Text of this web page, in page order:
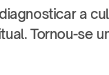
a
Tornou-se